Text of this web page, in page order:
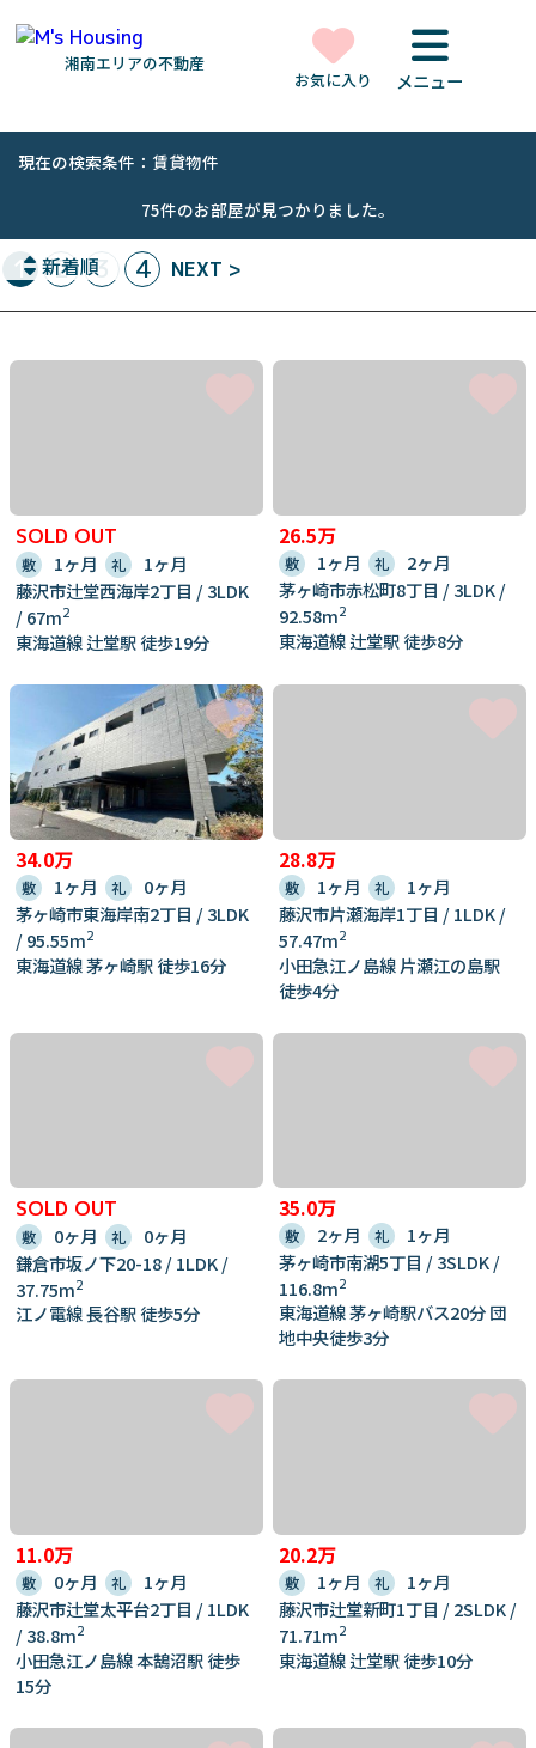
湘南エリアの不動産
お気に入り メニュー
現在の検索条件：賃貸物件
75件のお部屋が見つかりました。
新着順
1 2 3 4 NEXT >
SOLD OUT
敷 1ヶ月 礼
1ヶ月
藤沢市辻堂西海岸2丁目 / 3LDK
/ 67m2
東海道線 辻堂駅 徒歩19分
26.5万
敷 1ヶ月 礼
2ヶ月
茅ヶ崎市赤松町8丁目 / 3LDK /
92.58m2
東海道線 辻堂駅 徒歩8分
34.0万
敷 1ヶ月 礼
0ヶ月
茅ヶ崎市東海岸南2丁目 / 3LDK
/ 95.55m2
東海道線 茅ヶ崎駅 徒歩16分
28.8万
敷 1ヶ月 礼
1ヶ月
藤沢市片瀬海岸1丁目 / 1LDK /
57.47m2
小田急江ノ島線 片瀬江の島駅
徒歩4分
SOLD OUT
敷 0ヶ月 礼
0ヶ月
鎌倉市坂ノ下20-18 / 1LDK /
37.75m2
江ノ電線 長谷駅 徒歩5分
35.0万
敷 2ヶ月 礼
1ヶ月
茅ヶ崎市南湖5丁目 / 3SLDK /
116.8m2
東海道線 茅ヶ崎駅バス20分 団
地中央徒歩3分
11.0万
敷 0ヶ月 礼
1ヶ月
藤沢市辻堂太平台2丁目 / 1LDK
/ 38.8m2
小田急江ノ島線 本鵠沼駅 徒歩
15分
20.2万
敷 1ヶ月 礼
1ヶ月
藤沢市辻堂新町1丁目 / 2SLDK /
71.71m2
東海道線 辻堂駅 徒歩10分